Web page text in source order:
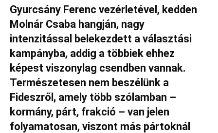
Gyurcsány Ferenc vezérletével, kedden
Molnár Csaba hangján, nagy
intenzitással belekezdett a választási
kampányba, addig a többiek ehhez
képest viszonylag csendben vannak.
Természetesen nem beszélünk a
Fideszről, amely több szólamban –
kormány, párt, frakció – van jelen
folyamatosan, viszont más pártoknál